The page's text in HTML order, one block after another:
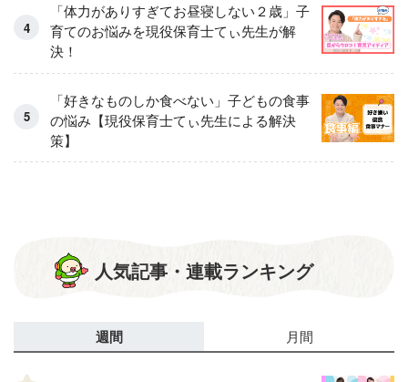
「体力がありすぎてお昼寝しない２歳」子
育てのお悩みを現役保育士てぃ先生が解
決！
「好きなものしか食べない」子どもの食事
の悩み【現役保育士てぃ先生による解決
策】
人気記事・連載ランキング
週間 月間